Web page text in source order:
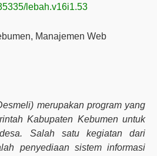
lebah.v16i1.53
Manajemen Web
merupakan program yang
Kabupaten Kebumen untuk
Salah satu kegiatan dari
penyediaan sistem informasi